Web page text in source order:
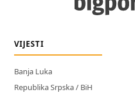
VIJESTI
Banja Luka
Republika Srpska / BiH